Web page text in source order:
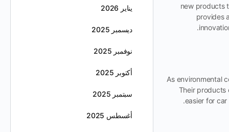
new products
provides
As environmental
Their products
easier for
يناير 2026
ديسمبر 2025
نوفمبر 2025
أكتوبر 2025
سبتمبر 2025
أغسطس 2025